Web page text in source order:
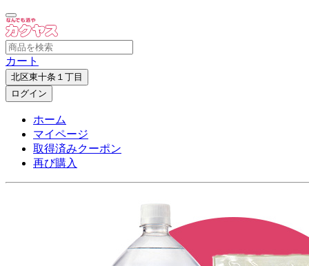
カート
北区東十条１丁目
ログイン
ホーム
マイページ
取得済みクーポン
再び購入